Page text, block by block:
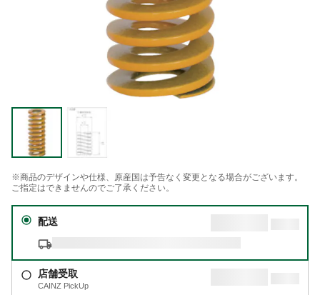
※商品のデザインや仕様、原産国は予告なく変更となる場合がございます。
ご指定はできませんのでご了承ください。
配送
店舗受取
CAINZ PickUp